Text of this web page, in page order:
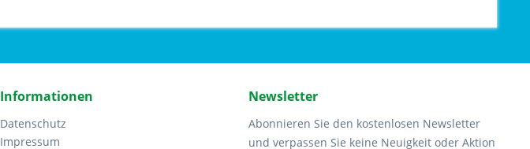
Informationen
Datenschutz
Impressum
Newsletter
Abonnieren Sie den kostenlosen Newsletter
und verpassen Sie keine Neuigkeit oder Aktion